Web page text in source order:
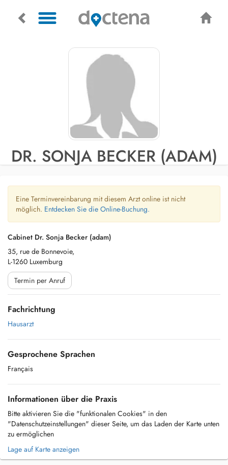
DR. SONJA BECKER (ADAM)
Eine Terminvereinbarung mit diesem Arzt online ist nicht
möglich. Entdecken Sie die Online-Buchung.
Cabinet Dr. Sonja Becker (adam)
35, rue de Bonnevoie,
L-1260 Luxemburg
Termin per Anruf
Fachrichtung
Hausarzt
Gesprochene Sprachen
Français
Informationen über die Praxis
Bitte aktivieren Sie die "funktionalen Cookies" in den
"Datenschutzeinstellungen" dieser Seite, um das Laden der Karte unten
zu ermöglichen
Lage auf Karte anzeigen